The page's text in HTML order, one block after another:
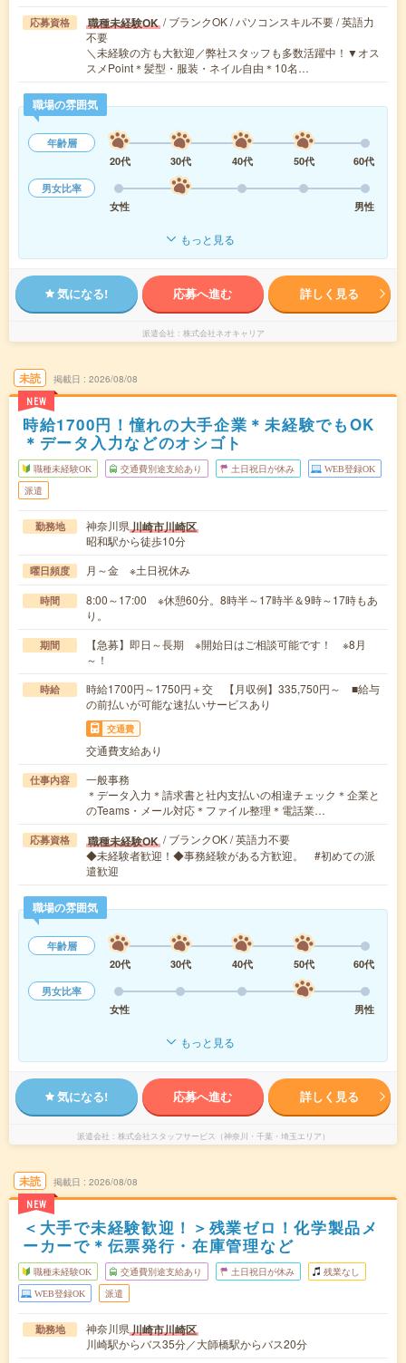
応募資格 職種未経験OK / ブランクOK / パソコンスキル不要 / 英語力
不要
＼未経験の方も大歓迎／弊社スタッフも多数活躍中！▼オス
スメPoint＊髪型・服装・ネイル自由＊10名…
職場の雰囲気
年齢層
20代
30代 40代 50代
60代
男女比率
女性
男性
もっと見る
気になる! 応募へ進む 詳しく見る
派遣会社 株式会社ネオキャリア
未読
NEW
掲載日 2026/08/08
時給1700円！憧れの大手企業＊未経験でもOK
＊データ入力などのオシゴト
職種未経験OK 交通費別途支給あり 土日祝日が休み WEB登録OK
派遣
勤務地 神奈川県川崎市川崎区
昭和駅から徒歩10分
曜日頻度 月～金 ※土日祝休み
時間
8:00～17:00 ※休憩60分。8時半～17時半＆9時～17時もあ
り。
期間
【急募】即日～長期 ※開始日はご相談可能です！ ※8月
～！
時給
時給1700円～1750円＋交 【月収例】335,750円～ ■給与
の前払いが可能な速払いサービスあり
交通費
交通費支給あり
仕事内容
一般事務
＊データ入力＊請求書と社内支払いの相違チェック＊企業と
のTeams・メール対応＊ファイル整理＊電話業…
応募資格 職種未経験OK / ブランクOK / 英語力不要
◆未経験者歓迎！◆事務経験がある方歓迎。 #初めての派
遣歓迎
職場の雰囲気
年齢層
20代
30代 40代 50代
60代
男女比率
女性
男性
もっと見る
気になる! 応募へ進む 詳しく見る
派遣会社 株式会社スタッフサービス（神奈川・千葉・埼玉エリア）
未読
NEW
掲載日 2026/08/08
＜大手で未経験歓迎！＞残業ゼロ！化学製品メ
ーカーで＊伝票発行・在庫管理など
職種未経験OK 交通費別途支給あり 土日祝日が休み 残業なし
WEB登録OK 派遣
勤務地 神奈川県川崎市川崎区
川崎駅からバス35分／大師橋駅からバス20分